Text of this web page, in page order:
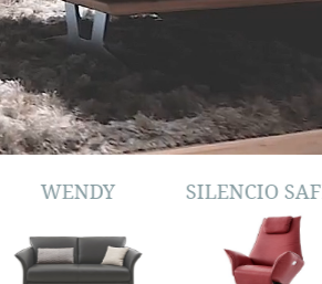
WENDY SILENCIO SAFIRA